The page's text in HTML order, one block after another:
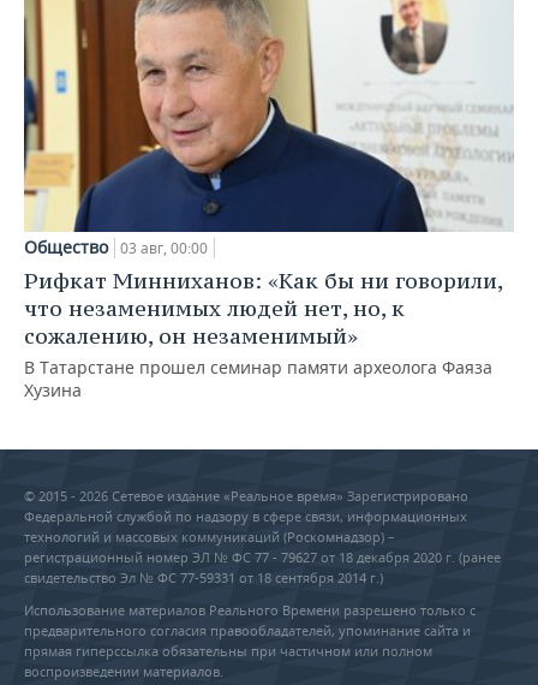
Общество 03 авг, 00:00
Рифкат Минниханов: «Как бы ни говорили,
что незаменимых людей нет, но, к
сожалению, он незаменимый»
В Татарстане прошел семинар памяти археолога Фаяза
Хузина
© 2015 - 2026 Сетевое издание «Реальное время» Зарегистрировано
Федеральной службой по надзору в сфере связи, информационных
технологий и массовых коммуникаций (Роскомнадзор) –
регистрационный номер ЭЛ № ФС 77 - 79627 от 18 декабря 2020 г. (ранее
свидетельство Эл № ФС 77-59331 от 18 сентября 2014 г.)
Использование материалов Реального Времени разрешено только с
предварительного согласия правообладателей, упоминание сайта и
прямая гиперссылка обязательны при частичном или полном
воспроизведении материалов.